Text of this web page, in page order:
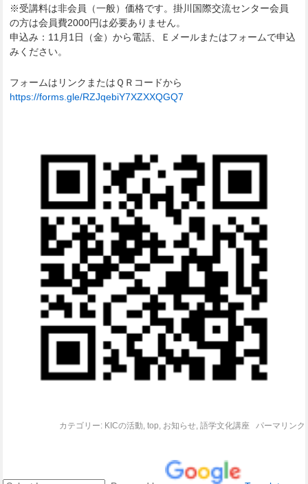
※受講料は非会員（一般）価格です。掛川国際交流センター会員
の方は会員費2000円は必要ありません。
申込み：11月1日（金）から電話、Ｅメールまたはフォームで申込
みください。
フォームはリンクまたはＱＲコードから
https://forms.gle/RZJqebiY7XZXXQGQ7
カテゴリー: KICの活動, top, お知らせ, 語学文化講座 パーマリンク